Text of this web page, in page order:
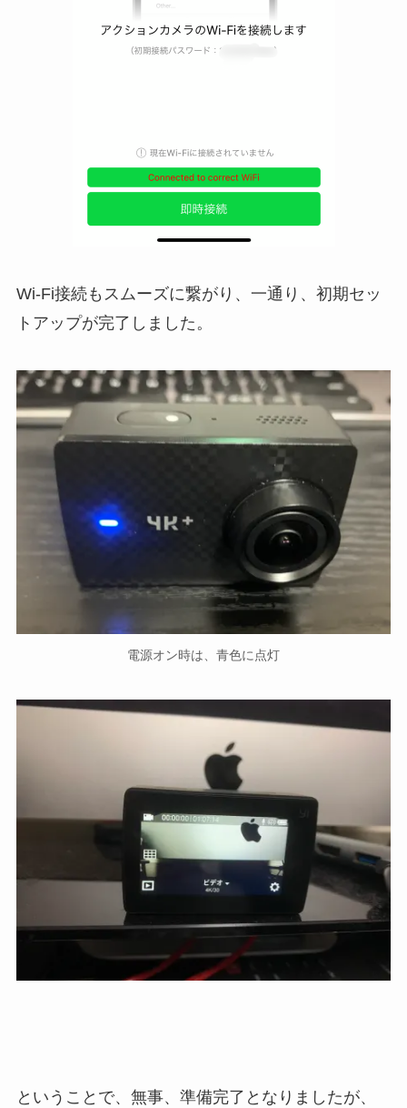
Wi-Fi接続もスムーズに繋がり、一通り、初期セッ
トアップが完了しました。
電源オン時は、青色に点灯
ということで、無事、準備完了となりましたが、